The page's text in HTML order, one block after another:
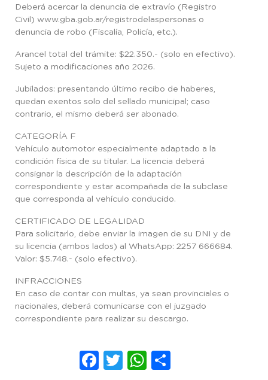
Deberá acercar la denuncia de extravío (Registro
Civil) www.gba.gob.ar/registrodelaspersonas o
denuncia de robo (Fiscalía, Policía, etc.).
Arancel total del trámite: $22.350.- (solo en efectivo).
Sujeto a modificaciones año 2026.
Jubilados: presentando último recibo de haberes,
quedan exentos solo del sellado municipal; caso
contrario, el mismo deberá ser abonado.
CATEGORÍA F
Vehículo automotor especialmente adaptado a la
condición física de su titular. La licencia deberá
consignar la descripción de la adaptación
correspondiente y estar acompañada de la subclase
que corresponda al vehículo conducido.
CERTIFICADO DE LEGALIDAD
Para solicitarlo, debe enviar la imagen de su DNI y de
su licencia (ambos lados) al WhatsApp: 2257 666684.
Valor: $5.748.- (solo efectivo).
INFRACCIONES
En caso de contar con multas, ya sean provinciales o
nacionales, deberá comunicarse con el juzgado
correspondiente para realizar su descargo.
Facebook
TwitterWhatsApp